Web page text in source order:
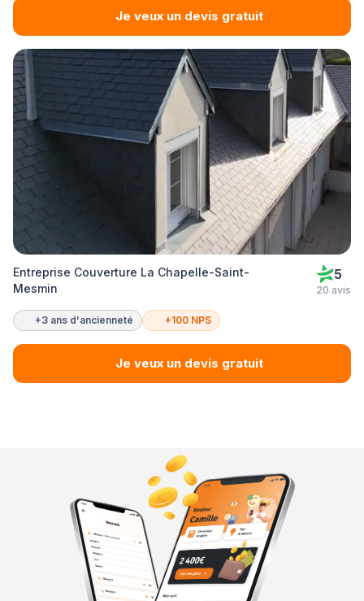
Je veux un devis gratuit
Entreprise Couverture La Chapelle-Saint-
Mesmin
5
20 avis
+3 ans d'ancienneté +100 NPS
Je veux un devis gratuit